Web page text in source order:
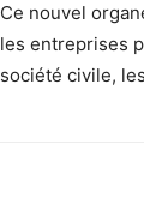
Ce nouvel
les entreprises
société civile,